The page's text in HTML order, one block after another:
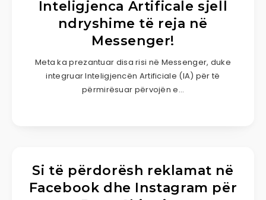
Inteligjenca Artificale sjell
ndryshime të reja në
Messenger!
Meta ka prezantuar disa risi në Messenger, duke
integruar Inteligjencën Artificiale (IA) për të
përmirësuar përvojën e…
Si të përdorësh reklamat në
Facebook dhe Instagram për